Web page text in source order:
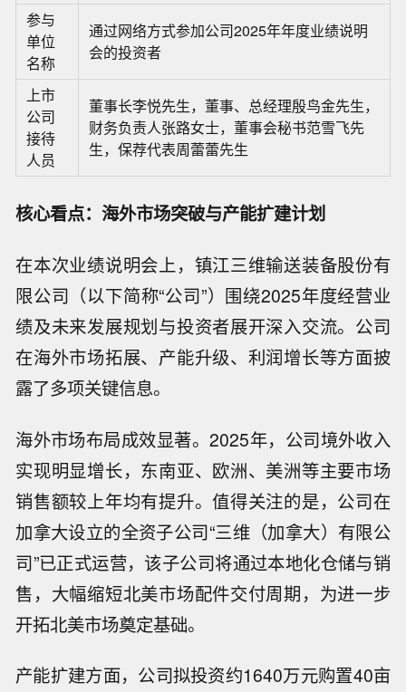
参与
单位
名称
通过网络方式参加公司2025年年度业绩说明
会的投资者
上市
公司
接待
人员
董事长李悦先生，董事、总经理殷鸟金先生，
财务负责人张路女士，董事会秘书范雪飞先
生，保荐代表周蕾蕾先生
核心看点：海外市场突破与产能扩建计划
在本次业绩说明会上，镇江三维输送装备股份有
限公司（以下简称“公司”）围绕2025年度经营业
绩及未来发展规划与投资者展开深入交流。公司
在海外市场拓展、产能升级、利润增长等方面披
露了多项关键信息。
海外市场布局成效显著。2025年，公司境外收入
实现明显增长，东南亚、欧洲、美洲等主要市场
销售额较上年均有提升。值得关注的是，公司在
加拿大设立的全资子公司“三维（加拿大）有限公
司”已正式运营，该子公司将通过本地化仓储与销
售，大幅缩短北美市场配件交付周期，为进一步
开拓北美市场奠定基础。
产能扩建方面，公司拟投资约1640万元购置40亩